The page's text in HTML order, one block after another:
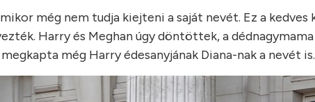
még nem tudja kiejteni a saját nevét. Ez a kedves
Harry és Meghan úgy döntöttek, a
még Harry édesanyjának Diana-nak a nevét is.